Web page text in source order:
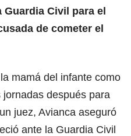
Guardia Civil para el
de cometer el
mamá del infante como
después para
juez, Avianca aseguró
ante la Guardia Civil